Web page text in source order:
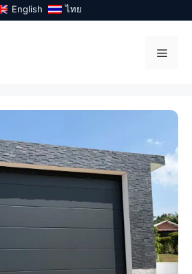
English ไทย